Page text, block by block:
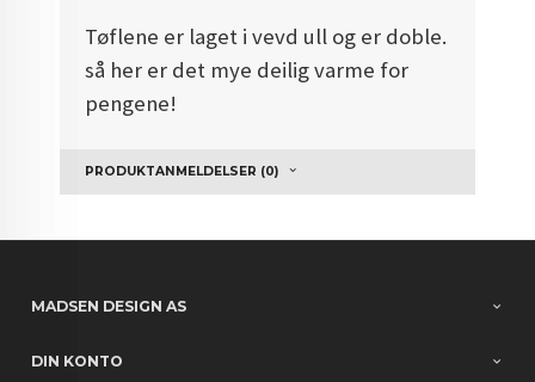
Tøflene er laget i vevd ull og er doble.
så her er det mye deilig varme for
pengene!
PRODUKTANMELDELSER (0)
MADSEN DESIGN AS
DIN KONTO